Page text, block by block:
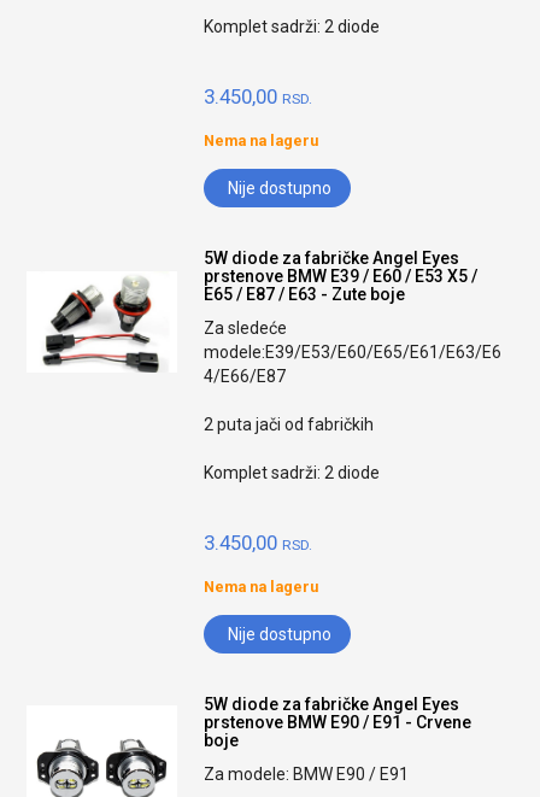
Komplet sadrži: 2 diode
3.450,00 RSD.
Nema na lageru
Nije dostupno
5W diode za fabričke Angel Eyes
prstenove BMW E39 / E60 / E53 X5 /
E65 / E87 / E63 - Zute boje
Za sledeće
modele:E39/E53/E60/E65/E61/E63/E6
4/E66/E87
2 puta jači od fabričkih
Komplet sadrži: 2 diode
3.450,00 RSD.
Nema na lageru
Nije dostupno
5W diode za fabričke Angel Eyes
prstenove BMW E90 / E91 - Crvene
boje
Za modele: BMW E90 / E91